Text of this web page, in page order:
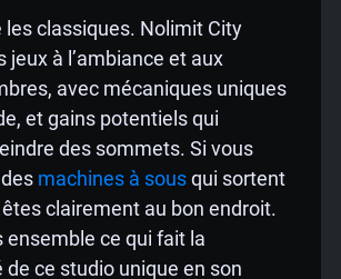
à sous Nolimit City : Variété
de jeu avancées
des meilleures machines à
City sur Twin France
mode démo des machines
avant de jouer
les machines à sous Nolimit
Casino France
les classiques. Nolimit City
jeux à l’ambiance et aux
avec mécaniques uniques
et gains potentiels qui
des sommets. Si vous
machines à sousqui sortent
clairement au bon endroit.
ensemble ce qui fait la
ce studio unique en son